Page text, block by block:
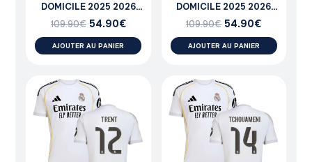
DOMICILE 2025 2026
MODRIC
109.90€ 54.90€
AJOUTER AU PANIER
DOMICILE 2025 2026
RODRYGO
109.90€ 54.90€
AJOUTER AU PANIER